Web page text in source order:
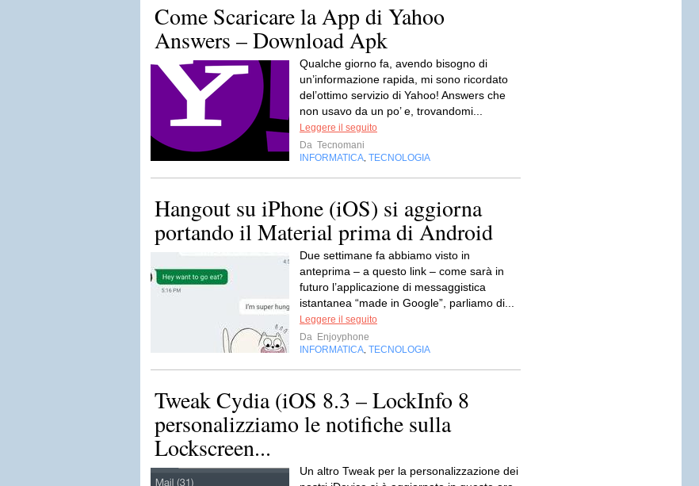
Come Scaricare la App di Yahoo
Answers – Download Apk
Qualche giorno fa, avendo bisogno di
un’informazione rapida, mi sono ricordato
del’ottimo servizio di Yahoo! Answers che
non usavo da un po’ e, trovandomi...
Leggere il seguito
Da Tecnomani
INFORMATICA TECNOLOGIA
Hangout su iPhone (iOS) si aggiorna
portando il Material prima di Android
Due settimane fa abbiamo visto in
anteprima – a questo link – come sarà in
futuro l’applicazione di messaggistica
istantanea “made in Google”, parliamo di...
Leggere il seguito
Da Enjoyphone
INFORMATICA TECNOLOGIA
Tweak Cydia (iOS 8.3 – LockInfo 8
personalizziamo le notifiche sulla
Lockscreen...
Un altro Tweak per la personalizzazione dei